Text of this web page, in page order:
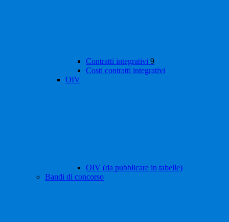
Contratti integrativi 9
Costi contratti integrativi
OIV
OIV (da pubblicare in tabelle)
Bandi di concorso